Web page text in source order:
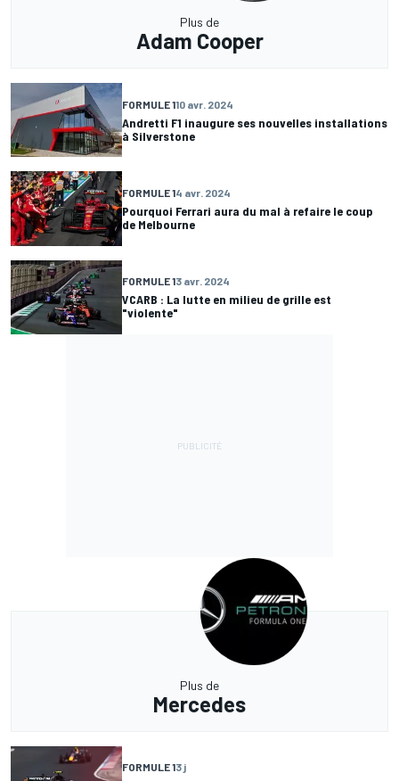
Plus de
Adam Cooper
FORMULE 110 avr. 2024
Andretti F1 inaugure ses nouvelles installations
à Silverstone
FORMULE 14 avr. 2024
Pourquoi Ferrari aura du mal à refaire le coup
de Melbourne
FORMULE 13 avr. 2024
VCARB : La lutte en milieu de grille est
"violente"
Plus de
Mercedes
FORMULE 13 j